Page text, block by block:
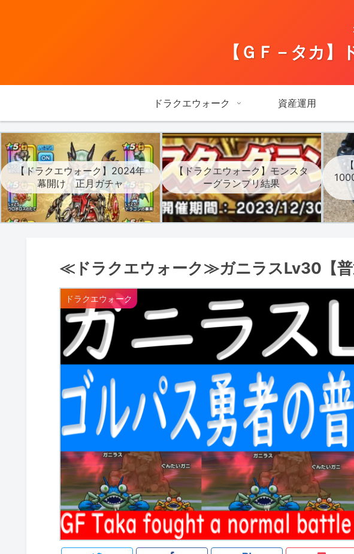
【ＧＦ－タカ
ドラクエウォーク 資産運用
【ドラクエウォーク】2024年
幕開け 正月ガチャ
【ドラクエウォーク】モンスタ
ーグランプリ結果
≪ドラクエウォーク≫ガニラスLv30【普
ドラクエウォーク